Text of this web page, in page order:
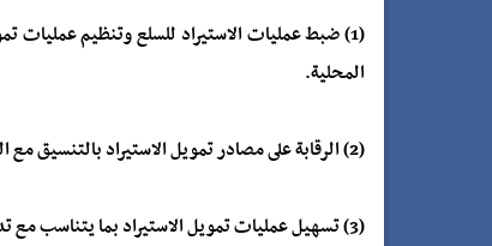
(1) ضبط عمليات الاستيراد للسلع وتنظيم عمليات
المحلية.
(2) الرقابة على مصادر تمويل الاستيراد بالتنسيق مع البنك المركزي ومنع استخدام السوق السوداء لشراء العملة لغرض الاستيراد.
(3) تسهيل عمليات تمويل الاستيراد بما يتناسب مع تدفقات النقد الأجنبي.